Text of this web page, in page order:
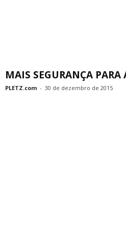
MAIS SEGURANÇA PARA
PLETZ.com - 30 de dezembro de 2015